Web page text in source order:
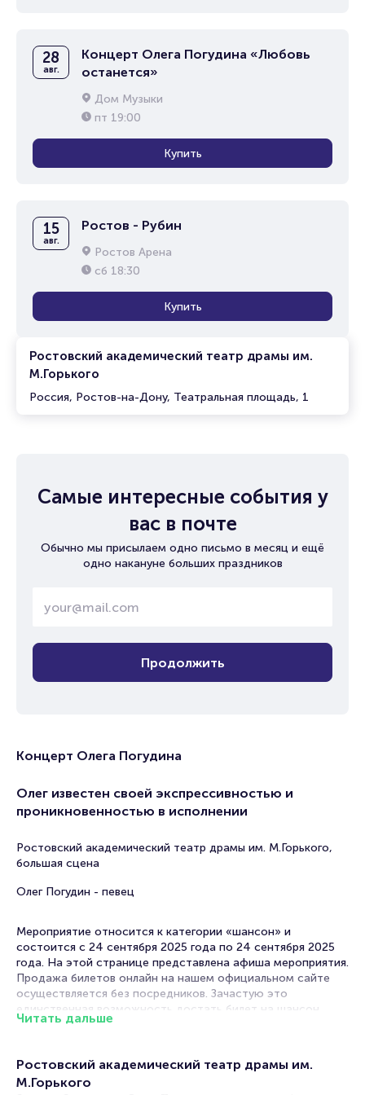
Ростовский академический театр драмы им.
М.Горького
Россия, Ростов-на-Дону, Театральная площадь, 1
28
авг.
Концерт Олега Погудина «Любовь
останется»
Дом Музыки
пт 19:00
Купить
15
авг.
Ростов - Рубин
Ростов Арена
сб 18:30
Купить
Самые интересные события у
вас в почте
Обычно мы присылаем одно письмо в месяц и ещё
одно накануне больших праздников
Продолжить
Концерт Олега Погудина
Олег известен своей экспрессивностью и
проникновенностью в исполнении
Ростовский академический театр драмы им. М.Горького,
большая сцена
Олег Погудин - певец
Мероприятие относится к категории «шансон» и
состоится с 24 сентября 2025 года по 24 сентября 2025
года. На этой странице представлена афиша мероприятия.
Продажа билетов онлайн на нашем официальном сайте
осуществляется без посредников. Зачастую это
единственная возможность достать билет на шансон.
Portalbilet – удобный и надежный сервис для покупки и
продажи билетов на мероприятия разного формата.
Читать дальше
Ростовский академический театр драмы им.
М.Горького